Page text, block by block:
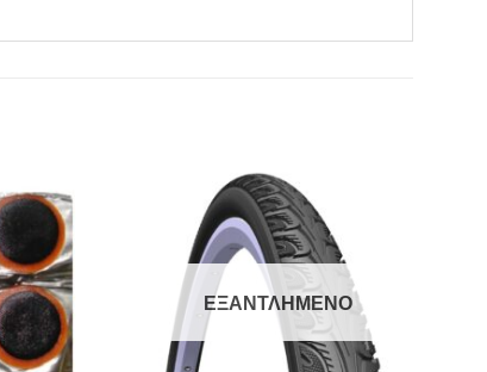
Πρόσθήκη
στην λίστα
επιθυμιών
στην λίστα
επιθυμιών
ΕΞΑΝΤΛΗΜΈΝΟ